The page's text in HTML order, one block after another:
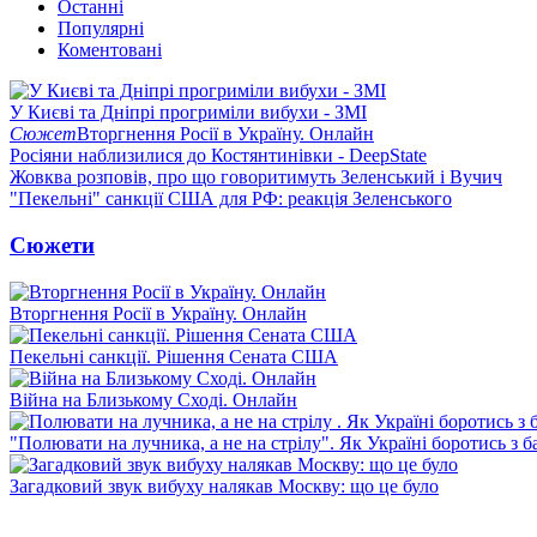
Останні
Популярні
Коментовані
У Києві та Дніпрі прогриміли вибухи - ЗМІ
СюжетВторгнення Росії в Україну. Онлайн
Росіяни наблизилися до Костянтинівки - DeepState
Жовква розповів, про що говоритимуть Зеленський і Вучич
"Пекельні" санкції США для РФ: реакція Зеленського
Сюжети
Вторгнення Росії в Україну. Онлайн
Пекельні санкції. Рішення Сената США
Війна на Близькому Сході. Онлайн
"Полювати на лучника, а не на стрілу". Як Україні боротись з
Загадковий звук вибуху налякав Москву: що це було